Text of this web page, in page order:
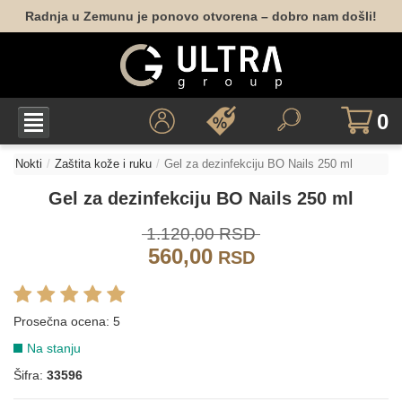
Radnja u Zemunu je ponovo otvorena – dobro nam došli!
0
Nokti Zaštita kože i ruku Gel za dezinfekciju BO Nails 250 ml
Gel za dezinfekciju BO Nails 250 ml
1.120,00 RSD
560,00RSD
Prosečna ocena: 5
Na stanju
Šifra: 33596